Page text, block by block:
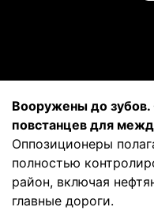
Вооружены до зубов.
повстанцев для
Оппозиционеры
полностью
район, включая
главные дороги.